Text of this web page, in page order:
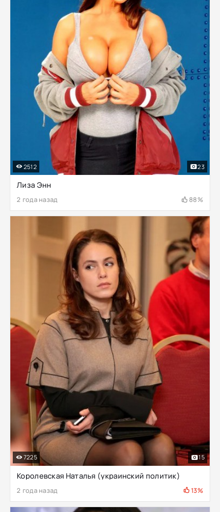
Лиза Энн
2 года назад 88%
2512 23
Королевская Наталья (украинский политик)
2 года назад 13%
7225 15